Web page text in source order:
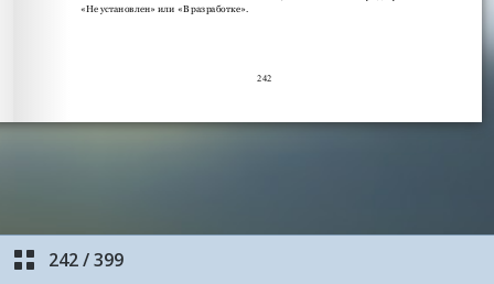
242/399